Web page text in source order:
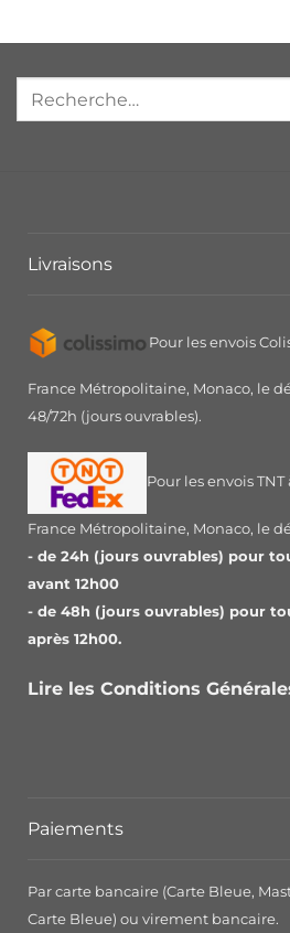
Livraisons
Pour les envois
France Métropolitaine, Monaco, le
48/72h (jours ouvrables).
Pour les envois
France Métropolitaine, Monaco, le
- de 24h (jours ouvrables) pour
avant 12h00
- de 48h (jours ouvrables) pour
après 12h00.
Lire les Conditions
Paiements
Par carte bancaire (Carte Bleue,
Carte Bleue) ou virement bancaire.